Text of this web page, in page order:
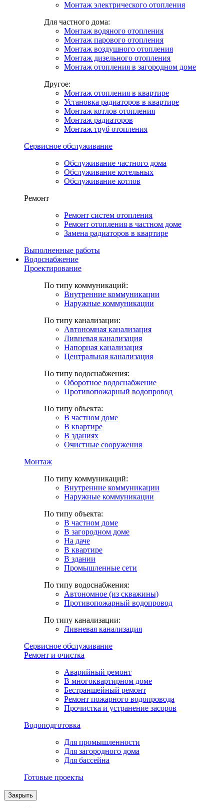
Монтаж электрического отопления
Для частного дома:
Монтаж водяного отопления
Монтаж парового отопления
Монтаж воздушного отопления
Монтаж дизельного отопления
Монтаж отопления в загородном доме
Другое:
Монтаж отопления в квартире
Установка радиаторов в квартире
Монтаж котлов отопления
Монтаж радиаторов
Монтаж труб отопления
Сервисное обслуживание
Обслуживание частного дома
Обслуживание котельных
Обслуживание котлов
Ремонт
Ремонт систем отопления
Ремонт отопления в частном доме
Замена радиаторов в квартире
Выполненные работы
Водоснабжение
Проектирование
По типу коммуникаций:
Внутренние коммуникации
Наружные коммуникации
По типу канализации:
Автономная канализация
Ливневая канализация
Напорная канализация
Центральная канализация
По типу водоснабжения:
Оборотное водоснабжение
Противопожарный водопровод
По типу объекта:
В частном доме
В квартире
В зданиях
Очистные сооружения
Монтаж
По типу коммуникаций:
Внутренние коммуникации
Наружные коммуникации
По типу объекта:
В частном доме
В загородном доме
На даче
В квартире
В здании
Промышленные сети
По типу водоснабжения:
Автономное (из скважины)
Противопожарный водопровод
По типу канализации:
Ливневая канализация
Сервисное обслуживание
Ремонт и очистка
Аварийный ремонт
В многоквартирном доме
Бестраншейный ремонт
Ремонт пожарного водопровода
Прочистка и устранение засоров
Водоподготовка
Для промышленности
Для загородного дома
Для бассейна
Готовые проекты
Закрыть